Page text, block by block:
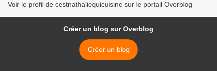
Voir le profil de cestnathaliequicuisine sur le portail Overblog
Créer un blog sur Overblog
Créer un blog